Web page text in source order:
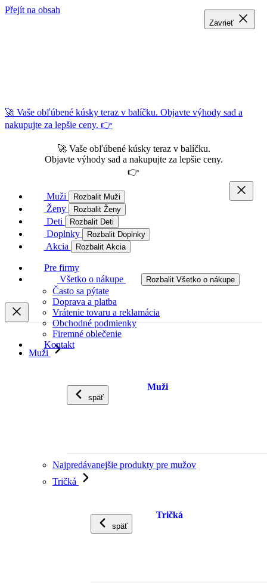
Přejít na obsah
🚀 Vaše obľúbené kúsky teraz v balíčku. Objavte výhody sad a
nakupujte za lepšie ceny. 👉
🚀 Vaše obľúbené kúsky teraz v balíčku.
Objavte výhody sad a nakupujte za lepšie ceny.
👉
Muži Rozbalit Muži
Ženy Rozbalit Ženy
Deti Rozbalit Deti
Doplnky Rozbalit Doplnky
Akcia Rozbalit Akcia
Pre firmy
Všetko o nákupe
Rozbalit Všetko o nákupe
Často sa pýtate
Doprava a platba
Vrátenie tovaru a reklamácia
Obchodné podmienky
Firemné oblečenie
Kontakt
Muži
späť
Muži
Najpredávanejšie produkty pre mužov
Tričká
späť
Tričká
Zavrieť
Zavrieť
Zavrieť